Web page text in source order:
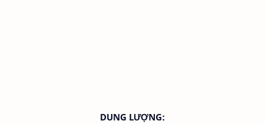
DUNG LƯỢNG: